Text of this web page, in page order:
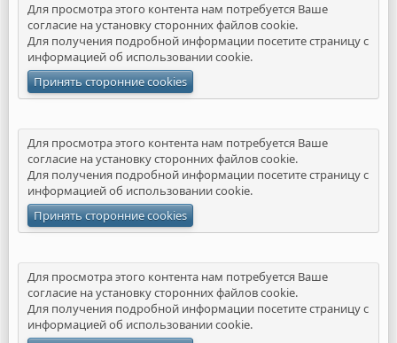
Для просмотра этого контента нам потребуется Ваше
согласие на установку сторонних файлов cookie.
Для получения подробной информации посетите страницу с
информацией об использовании cookie.
Принять сторонние cookies
Для просмотра этого контента нам потребуется Ваше
согласие на установку сторонних файлов cookie.
Для получения подробной информации посетите страницу с
информацией об использовании cookie.
Принять сторонние cookies
Для просмотра этого контента нам потребуется Ваше
согласие на установку сторонних файлов cookie.
Для получения подробной информации посетите страницу с
информацией об использовании cookie.